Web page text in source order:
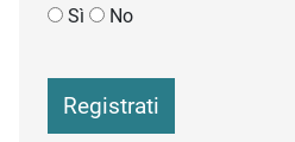
Sì
No
Registrati